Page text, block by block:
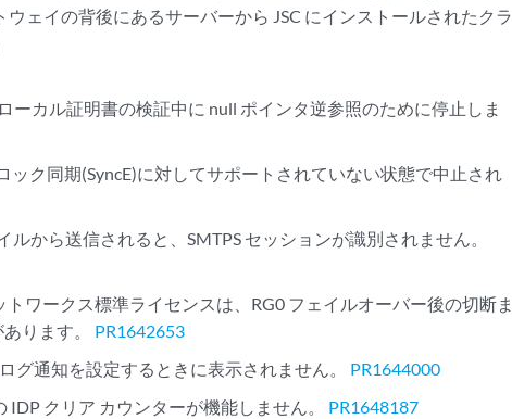
ェイの背後にあるサーバーから JSC にインストールされたクラ
ーカル証明書の検証中に null ポインタ逆参照のために停止しま
ック同期(SyncE)に対してサポートされていない状態で中止され
ルから送信されると、SMTPS セッションが識別されません。
ワークス標準ライセンスは、RG0 フェイルオーバー後の切断ま
ります。 PR1642653
グ通知を設定するときに表示されません。 PR1644000
クリア カウンターが機能しません。 PR1648187